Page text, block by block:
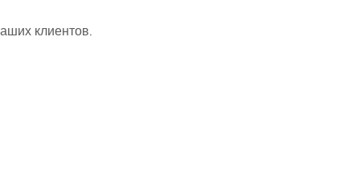
клиентов.